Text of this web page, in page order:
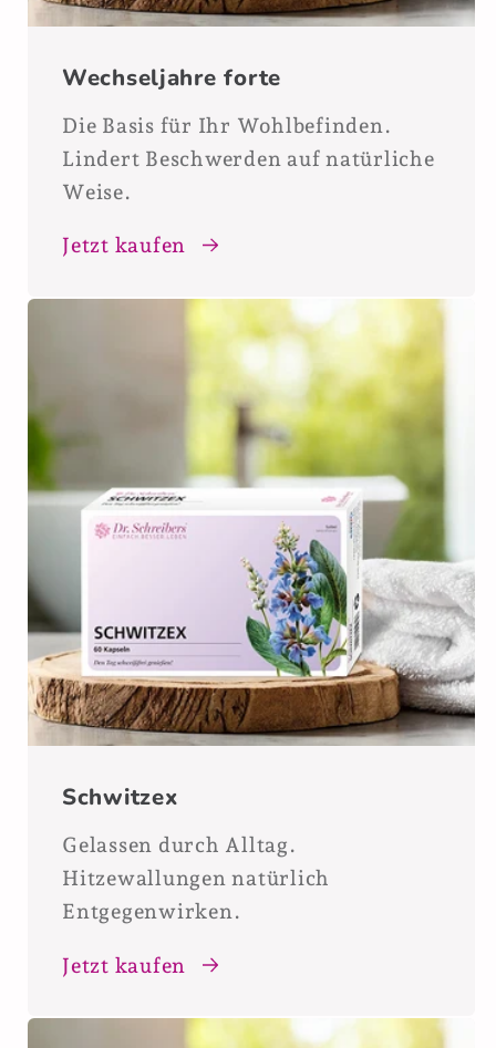
Wechseljahre forte
Die Basis für Ihr Wohlbefinden.
Lindert Beschwerden auf natürliche
Weise.
Jetzt kaufen
Schwitzex
Gelassen durch Alltag.
Hitzewallungen natürlich
Entgegenwirken.
Jetzt kaufen